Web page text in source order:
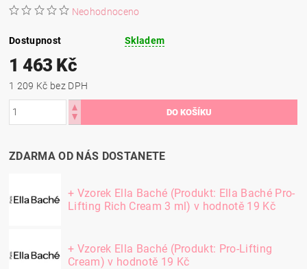
Neohodnoceno
Dostupnost Skladem
1 463 Kč
1 209 Kč bez DPH
ZDARMA OD NÁS DOSTANETE
+ Vzorek Ella Baché (Produkt: Ella Baché Pro-
Lifting Rich Cream 3 ml)v hodnotě 19 Kč
+ Vzorek Ella Baché (Produkt: Pro-Lifting
Cream)v hodnotě 19 Kč